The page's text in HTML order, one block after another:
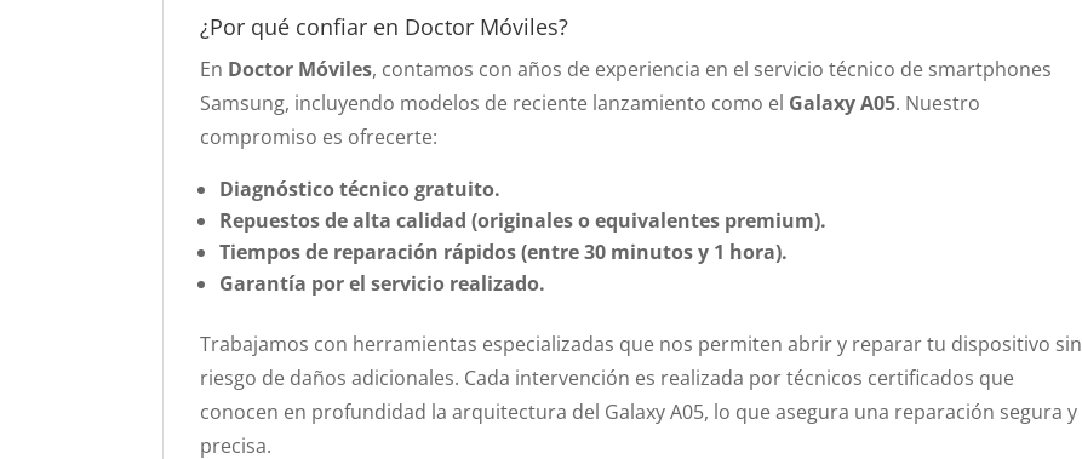
¿Por qué confiar en Doctor Móviles?
En Doctor Móviles, contamos con años de experiencia en el servicio técnico de smartphones
Samsung, incluyendo modelos de reciente lanzamiento como el Galaxy A05. Nuestro
compromiso es ofrecerte:
Diagnóstico técnico gratuito.
Repuestos de alta calidad (originales o equivalentes premium).
Tiempos de reparación rápidos (entre 30 minutos y 1 hora).
Garantía por el servicio realizado.
Trabajamos con herramientas especializadas que nos permiten abrir y reparar tu dispositivo sin
riesgo de daños adicionales. Cada intervención es realizada por técnicos certificados que
conocen en profundidad la arquitectura del Galaxy A05, lo que asegura una reparación segura y
precisa.